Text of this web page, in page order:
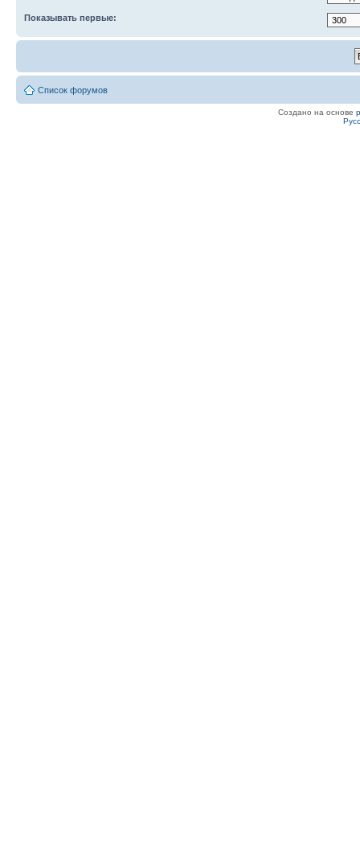
Показывать первые:
Список форумов
Создано на основе